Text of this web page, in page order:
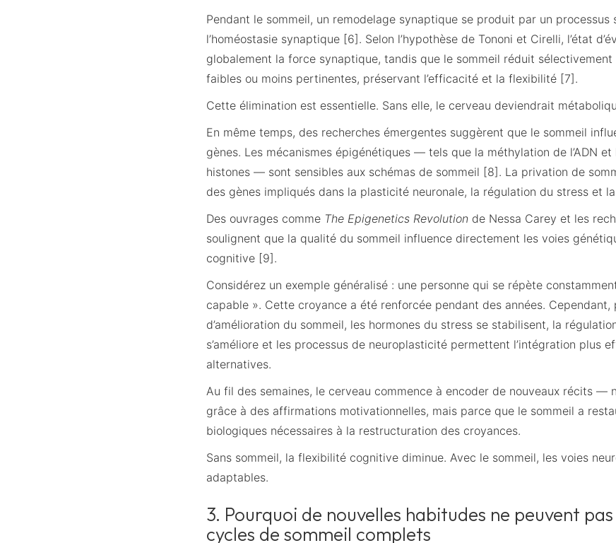
Pendant le sommeil, un remodelage synaptique se produit par un
l’homéostasie synaptique [6]. Selon l’hypothèse de Tononi et Cirelli, l’état
globalement la force synaptique, tandis que le sommeil réduit sélectivement
faibles ou moins pertinentes, préservant l’efficacité et la flexibilité [7].
Cette élimination est essentielle. Sans elle, le cerveau deviendrait
En même temps, des recherches émergentes suggèrent que le sommeil
gènes. Les mécanismes épigénétiques — tels que la méthylation de l’ADN
histones — sont sensibles aux schémas de sommeil [8]. La privation de
des gènes impliqués dans la plasticité neuronale, la régulation du stress et
Des ouvrages comme The Epigenetics Revolution de Nessa Carey et les
soulignent que la qualité du sommeil influence directement les voies
cognitive [9].
Considérez un exemple généralisé : une personne qui se répète
capable ». Cette croyance a été renforcée pendant des années. Cependant,
d’amélioration du sommeil, les hormones du stress se stabilisent, la
s’améliore et les processus de neuroplasticité permettent l’intégration plus
alternatives.
Au fil des semaines, le cerveau commence à encoder de nouveaux récits —
grâce à des affirmations motivationnelles, mais parce que le sommeil a
biologiques nécessaires à la restructuration des croyances.
Sans sommeil, la flexibilité cognitive diminue. Avec le sommeil, les voies
adaptables.
3. Pourquoi de nouvelles habitudes ne peuvent
cycles de sommeil complets